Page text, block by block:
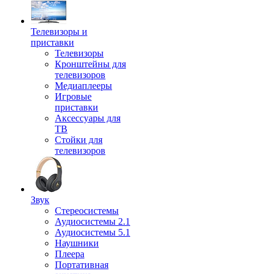
Телевизоры и
приставки
Телевизоры
Кронштейны для
телевизоров
Медиаплееры
Игровые
приставки
Аксессуары для
ТВ
Стойки для
телевизоров
Звук
Стереосистемы
Аудиосистемы 2.1
Аудиосистемы 5.1
Наушники
Плеера
Портативная